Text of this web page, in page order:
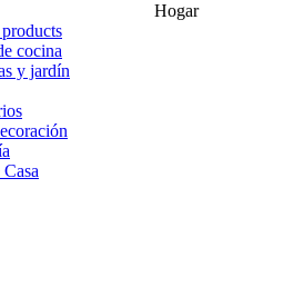
Hogar
cocina
y jardín